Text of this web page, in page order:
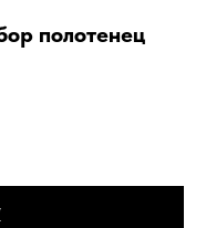
полотенец